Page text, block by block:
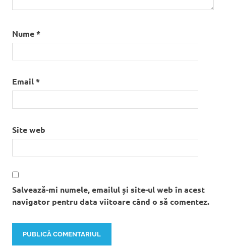
Nume*
Email*
Site web
Salvează-mi numele, emailul și site-ul web în acest
navigator pentru data viitoare când o să comentez.